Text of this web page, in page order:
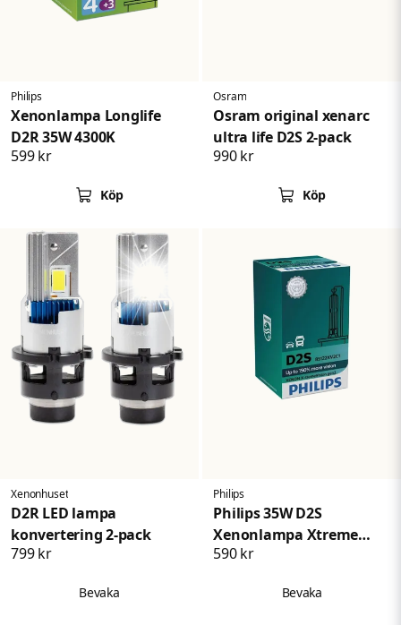
Philips
Xenonlampa Longlife
D2R 35W 4300K
599 kr
Köp
Osram
Osram original xenarc
ultra life D2S 2-pack
990 kr
Köp
Xenonhuset
D2R LED lampa
konvertering 2-pack
799 kr
Bevaka
Philips
Philips 35W D2S
Xenonlampa Xtreme
Vision 50
590 kr
Bevaka